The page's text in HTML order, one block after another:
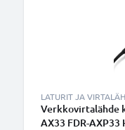
LATURIT JA
Verkkovirtalähde
AX33 FDR-AXP33